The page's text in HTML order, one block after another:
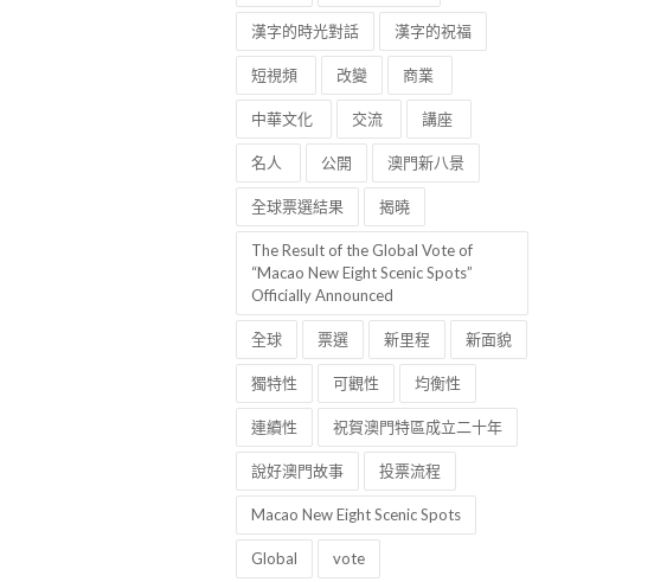
漢字的時光對話 漢字的祝福
短視頻 改變 商業
中華文化 交流 講座
名人 公開 澳門新八景
全球票選結果 揭曉
The Result of the Global Vote of
“Macao New Eight Scenic Spots”
Officially Announced
全球 票選 新里程 新面貌
獨特性 可觀性 均衡性
連續性 祝賀澳門特區成立二十年
說好澳門故事 投票流程
Macao New Eight Scenic Spots
Global vote